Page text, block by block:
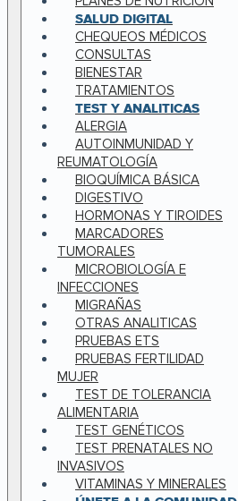
SALUD DIGITAL
CHEQUEOS MÉDICOS
CONSULTAS
BIENESTAR
TRATAMIENTOS
TEST Y ANALITICAS
ALERGIA
AUTOINMUNIDAD Y
REUMATOLOGÍA
BIOQUÍMICA BÁSICA
DIGESTIVO
HORMONAS Y TIROIDES
MARCADORES
TUMORALES
MICROBIOLOGÍA E
INFECCIONES
MIGRAÑAS
OTRAS ANALITICAS
PRUEBAS ETS
PRUEBAS FERTILIDAD
MUJER
TEST DE TOLERANCIA
ALIMENTARIA
TEST GENÉTICOS
TEST PRENATALES NO
INVASIVOS
VITAMINAS Y MINERALES